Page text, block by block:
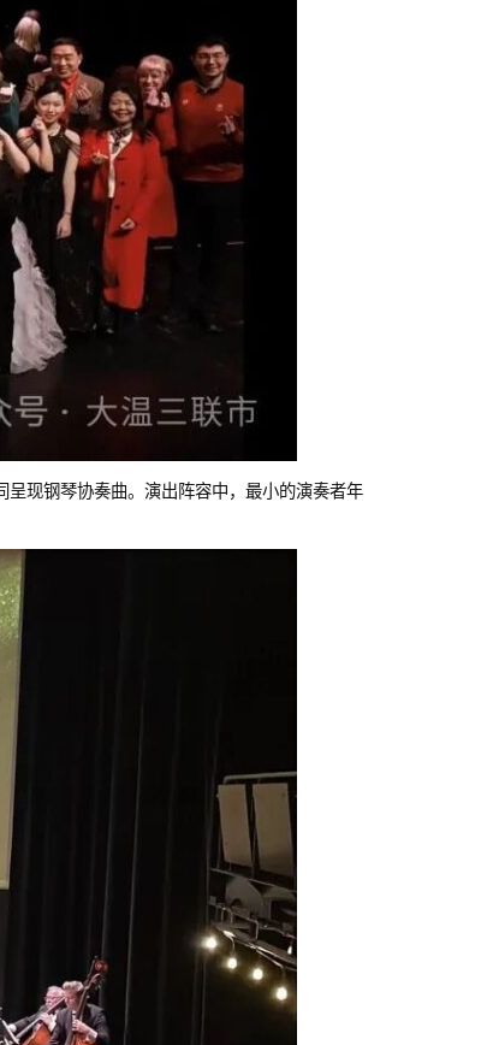
现钢琴协奏曲。演出阵容中，最小的演奏者年